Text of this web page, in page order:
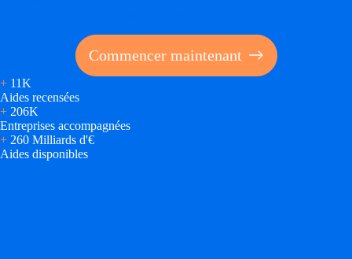
Commencer maintenant
+ 11K
Aides recensées
+ 206K
Entreprises accompagnées
+ 260 Milliards d'€
Aides disponibles